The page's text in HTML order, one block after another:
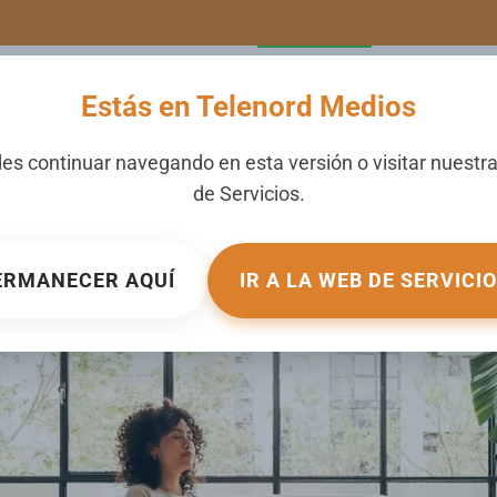
Estás en Telenord Medios
continuar navegando en esta versión o visitar
de Servicios.
AQUÍ IR A LA WEB DE
de tu cuerpo: